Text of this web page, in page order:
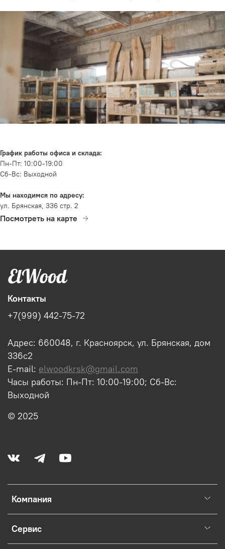
График работы офиса и склада:
Пн-Пт: 10:00-19:00
Сб-Вс: Выходной
Мы находимся по адресу:
ул. Брянская, 336 стр. 2
Посмотреть на карте
Компания
Сервис
Контакты
+7(999) 442-75-72
Адрес: 660048, г. Красноярск, ул. Брянская, дом
336с2
E-mail: elwoodkrsk@gmail.com
Часы работы: Пн-Пт: 10:00-19:00; Сб-Вс:
Выходной
© 2025